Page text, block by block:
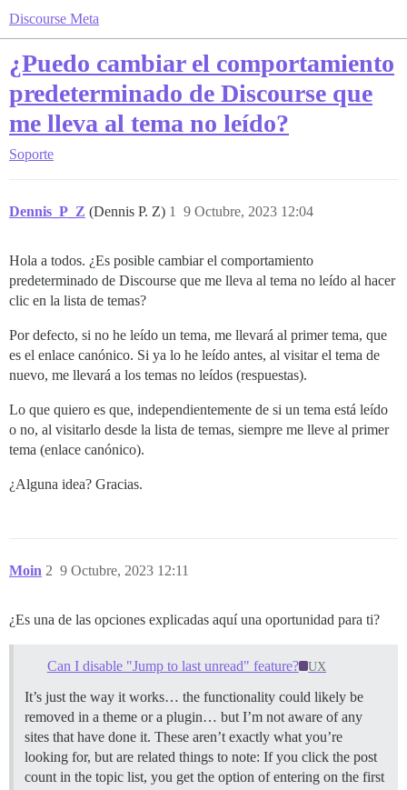
Discourse Meta
¿Puedo cambiar el comportamiento
predeterminado de Discourse que
me lleva al tema no leído?
Soporte
Dennis_P_Z (Dennis P. Z) 9 Octubre, 2023 12:04
1
Hola a todos. ¿Es posible cambiar el comportamiento
predeterminado de Discourse que me lleva al tema no leído al hacer
clic en la lista de temas?
Por defecto, si no he leído un tema, me llevará al primer tema, que
es el enlace canónico. Si ya lo he leído antes, al visitar el tema de
nuevo, me llevará a los temas no leídos (respuestas).
Lo que quiero es que, independientemente de si un tema está leído
o no, al visitarlo desde la lista de temas, siempre me lleve al primer
tema (enlace canónico).
¿Alguna idea? Gracias.
Moin 9 Octubre, 2023 12:11
2
¿Es una de las opciones explicadas aquí una oportunidad para ti?
Can I disable "Jump to last unread" feature? UX
It’s just the way it works… the functionality could likely be
removed in a theme or a plugin… but I’m not aware of any
sites that have done it. These aren’t exactly what you’re
looking for, but are related things to note: If you click the post
count in the topic list, you get the option of entering on the first